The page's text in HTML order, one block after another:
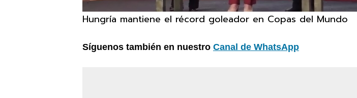
Hungría mantiene el récord goleador en Copas del Mundo
Síguenos también en nuestro Canal de WhatsApp